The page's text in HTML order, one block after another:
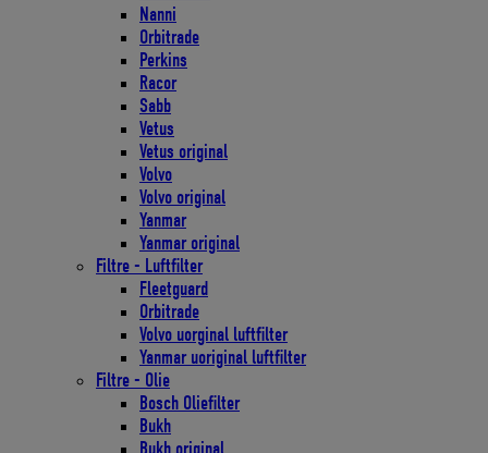
Nanni
Orbitrade
Perkins
Racor
Sabb
Vetus
Vetus original
Volvo
Volvo original
Yanmar
Yanmar original
Filtre - Luftfilter
Fleetguard
Orbitrade
Volvo uorginal luftfilter
Yanmar uoriginal luftfilter
Filtre - Olie
Bosch Oliefilter
Bukh